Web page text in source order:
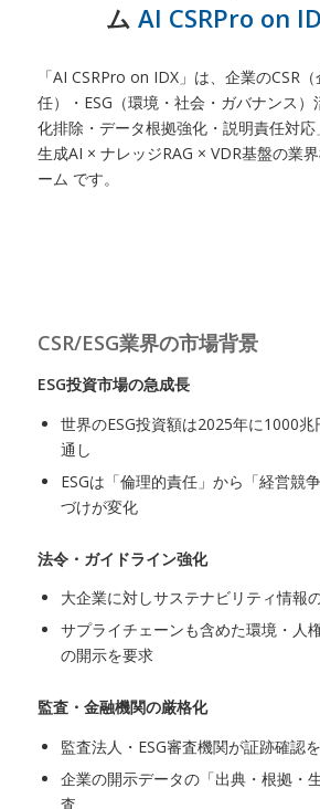
ム AI CSRPro on
「AI CSRPro on IDX」は、企業のCSR
任）・ESG（環境・社会・ガバナンス）
化排除・データ根拠強化・説明責任対
生成AI × ナレッジRAG × VDR基盤の業
ーム です。
CSR/ESG業界の市場背景
ESG投資市場の急成長
世界のESG投資額は2025年に1000
通し
ESGは「倫理的責任」から「経営競
づけが変化
法令・ガイドライン強化
大企業に対しサステナビリティ情報
サプライチェーンも含めた環境・人
の開示を要求
監査・金融機関の厳格化
監査法人・ESG審査機関が証跡確認
企業の開示データの「出典・根拠・
査